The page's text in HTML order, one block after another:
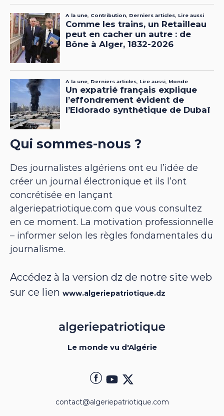
Qui sommes-nous ?
Des journalistes algériens ont eu l’idée de
créer un journal électronique et ils l’ont
concrétisée en lançant
algeriepatriotique.com que vous consultez
en ce moment. La motivation professionnelle
– informer selon les règles fondamentales du
journalisme.
Accédez à la version dz de notre site web
sur ce lien www.algeriepatriotique.dz
Le monde vu d'Algérie
contact@algeriepatriotique.com